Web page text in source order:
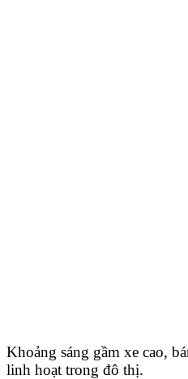
Khoảng sáng gầm xe cao,
linh hoạt trong đô thị.